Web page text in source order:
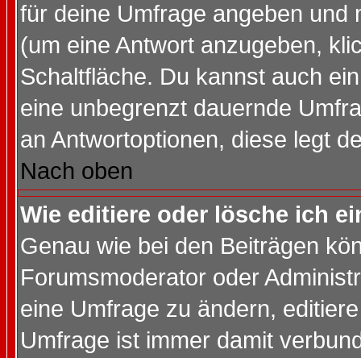
für deine Umfrage angeben und
(um eine Antwort anzugeben,
Schaltfläche. Du kannst auch
eine unbegrenzt dauernde
an Antwortoptionen, diese legt
Nach oben
Wie editiere oder lösche ich
Genau wie bei den Beiträgen
Forumsmoderator oder
eine Umfrage zu ändern,
Umfrage ist immer damit